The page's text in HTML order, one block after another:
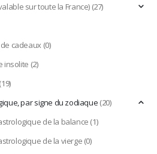
sur toute la France)(27)
cadeaux(0)
insolite (2)
par signe du zodiaque(20)
de la balance(1)
de la vierge(0)